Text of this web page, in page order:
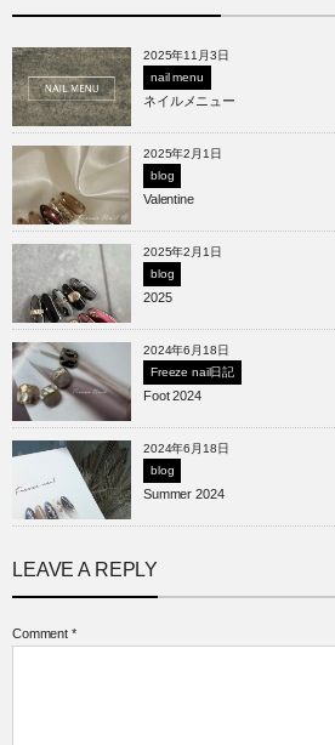
2025年11月3日
nail menu
ネイルメニュー
2025年2月1日
blog
Valentine
2025年2月1日
blog
2025
2024年6月18日
Freeze nail日記
Foot 2024
2024年6月18日
blog
Summer 2024
LEAVE A REPLY
Comment *